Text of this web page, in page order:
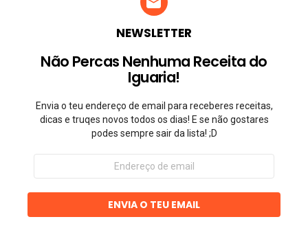
NEWSLETTER
Não Percas Nenhuma Receita do
Iguaria!
Envia o teu endereço de email para receberes receitas,
dicas e truqes novos todos os dias! E se não gostares
podes sempre sair da lista! ;D
Endereço
email
ENVIA O TEU EMAIL